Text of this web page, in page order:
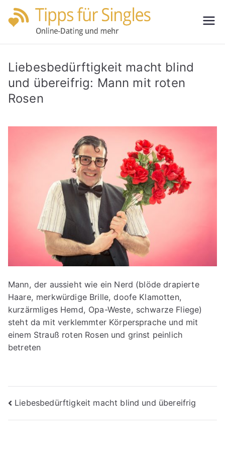
Zum
Inhalt
für
Single
Liebesbedürftigkeit macht blind
und übereifrig: Mann mit roten
Rosen
Mann, der aussieht wie ein Nerd (blöde drapierte
Haare, merkwürdige Brille, doofe Klamotten,
kurzärmliges Hemd, Opa-Weste, schwarze Fliege)
steht da mit verklemmter Körpersprache und mit
einem Strauß roten Rosen und grinst peinlich
betreten
Beitragsnavigation
Liebesbedürftigkeit macht blind und übereifrig